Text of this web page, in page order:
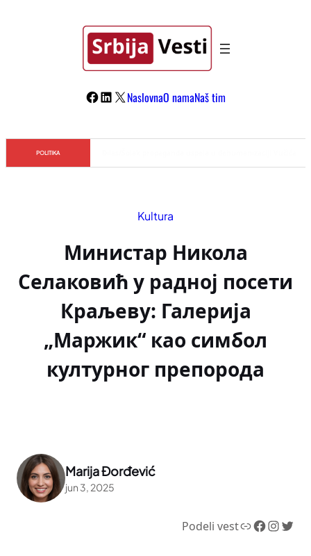
Facebook
LinkedIn
X NaslovnaO namaNaš tim
POLITIKA
Kultura
Министар Никола
Селаковић у радној посети
Краљеву: Галерија
„Маржик“ као симбол
културног препорода
Marija Đorđević
jun 3, 2025
Podeli vestLink Facebook InstagramTwitter